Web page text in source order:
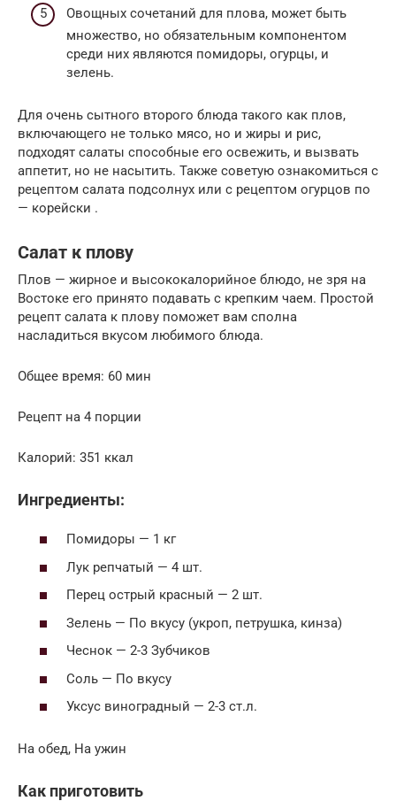
Овощных сочетаний для плова, может быть
множество, но обязательным компонентом
среди них являются помидоры, огурцы, и
зелень.
Для очень сытного второго блюда такого как плов,
включающего не только мясо, но и жиры и рис,
подходят салаты способные его освежить, и вызвать
аппетит, но не насытить. Также советую ознакомиться с
рецептом салата подсолнух или с рецептом огурцов по
— корейски .
Салат к плову
Плов — жирное и высококалорийное блюдо, не зря на
Востоке его принято подавать с крепким чаем. Простой
рецепт салата к плову поможет вам сполна
насладиться вкусом любимого блюда.
Общее время: 60 мин
Рецепт на 4 порции
Калорий: 351 ккал
Ингредиенты:
Помидоры — 1 кг
Лук репчатый — 4 шт.
Перец острый красный — 2 шт.
Зелень — По вкусу (укроп, петрушка, кинза)
Чеснок — 2-3 Зубчиков
Соль — По вкусу
Уксус виноградный — 2-3 ст.л.
На обед, На ужин
Как приготовить